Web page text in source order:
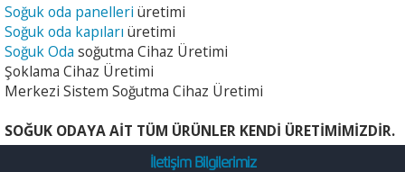
Soğuk oda panelleri üretimi
Soğuk oda kapıları üretimi
Soğuk Oda soğutma Cihaz Üretimi
Şoklama Cihaz Üretimi
Merkezi Sistem Soğutma Cihaz Üretimi
SOĞUK ODAYA AİT TÜM ÜRÜNLER KENDİ ÜRETİMİMİZDİR.
İletişim Bilgilerimiz